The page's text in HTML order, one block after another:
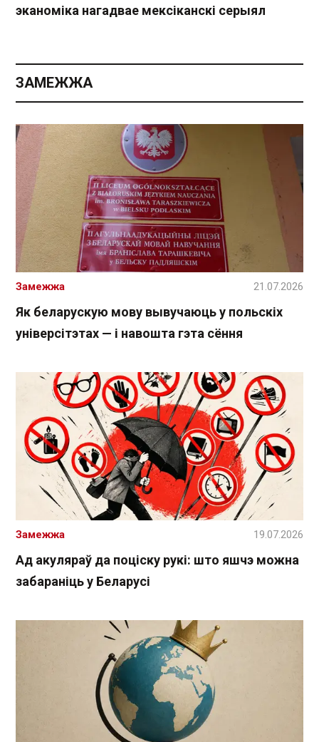
эканоміка нагадвае мексіканскі серыял
ЗАМЕЖЖА
Як беларускую мову вывучаюць у польскіх
універсітэтах — і навошта гэта сёння
Замежжа 21.07.2026
Ад акуляраў да поціску рукі: што яшчэ можна
забараніць у Беларусі
Замежжа 19.07.2026